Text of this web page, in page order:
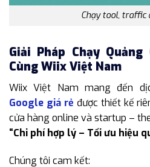
Chạy tool, traffic
Giải Pháp Chạy Quảng
Cùng Wiix Việt Nam
Wiix Việt Nam mang đến
Google giá rẻ được thiết kế
cửa hàng online và startup –
“Chi phí hợp lý – Tối ưu hiệu
Chúng tôi cam kết: